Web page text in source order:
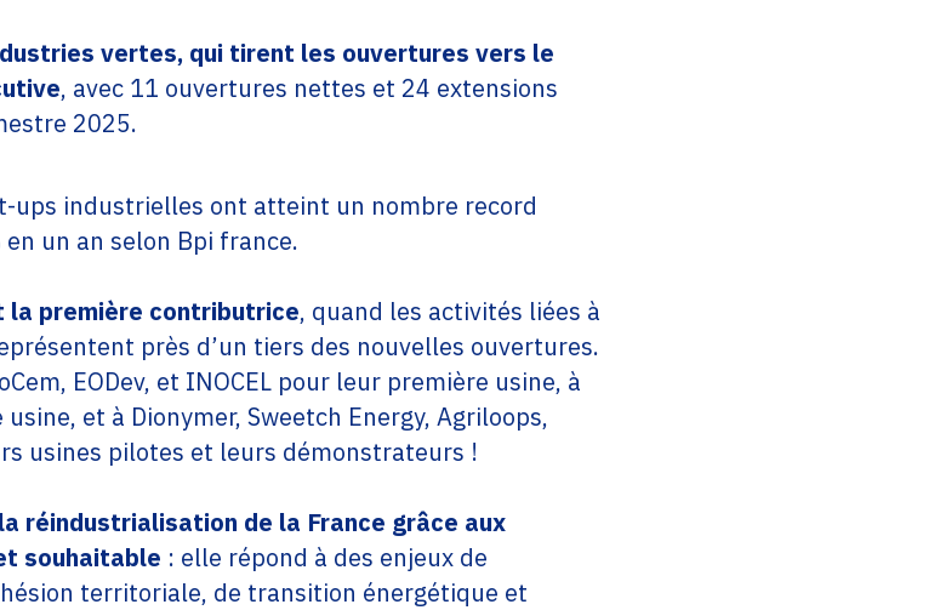
vertes, qui tirent les ouvertures vers le
, avec 11 ouvertures nettes et 24 extensions
2025.
ups industrielles ont atteint un nombre record
un an selon Bpi france.
la première contributrice, quand les activités liées à
près d’un tiers des nouvelles ouvertures.
EODev, et INOCEL pour leur première usine, à
et à Dionymer, Sweetch Energy, Agriloops,
usines pilotes et leurs démonstrateurs !
la réindustrialisation de la France grâce aux
souhaitable : elle répond à des enjeux de
territoriale, de transition énergétique et